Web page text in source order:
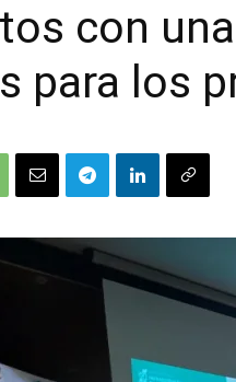
con
para los